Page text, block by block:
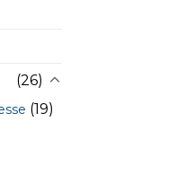
(26)
(19)